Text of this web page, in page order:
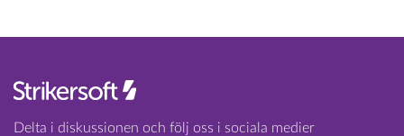
Delta i diskussionen och följ oss i sociala medier